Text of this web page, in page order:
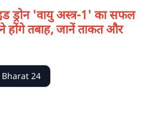
ड्रोन 'वायु अस्त्र-1' का सफल
होंगे तबाह, जानें ताकत और
Bharat 24